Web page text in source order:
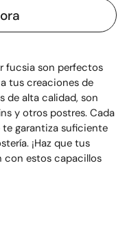
fucsia son perfectos
tus creaciones de
de alta calidad, son
y otros postres. Cada
garantiza suficiente
¡Haz que tus
con estos capacillos